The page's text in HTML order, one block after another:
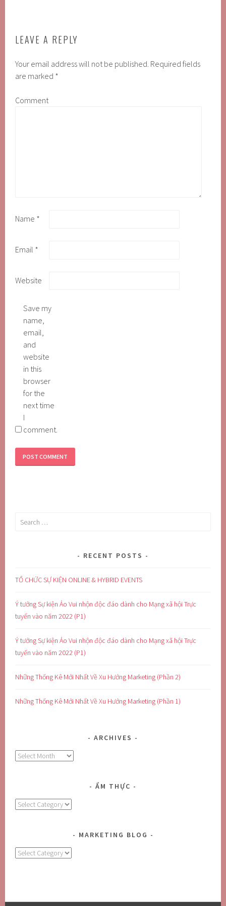
LEAVE A REPLY
Your email address will not be published. Required fields
are marked *
Comment
Name *
Email *
Website
Save my
name,
email,
and
website
in this
browser
for the
next time
I
comment.
Search
RECENT POSTS
TỔ CHỨC SỰ KIỆN ONLINE & HYBRID EVENTS
Ý tưởng Sự kiện Ảo Vui nhộn độc đáo dành cho Mạng xã hội Trực
tuyến vào năm 2022 (P1)
Ý tưởng Sự kiện Ảo Vui nhộn độc đáo dành cho Mạng xã hội Trực
tuyến vào năm 2022 (P1)
Những Thống Kê Mới Nhất Về Xu Hướng Marketing (Phần 2)
Những Thống Kê Mới Nhất Về Xu Hướng Marketing (Phần 1)
ARCHIVES
Archives
ẨM THỰC
Ẩm
MARKETING BLOG
MARKETING